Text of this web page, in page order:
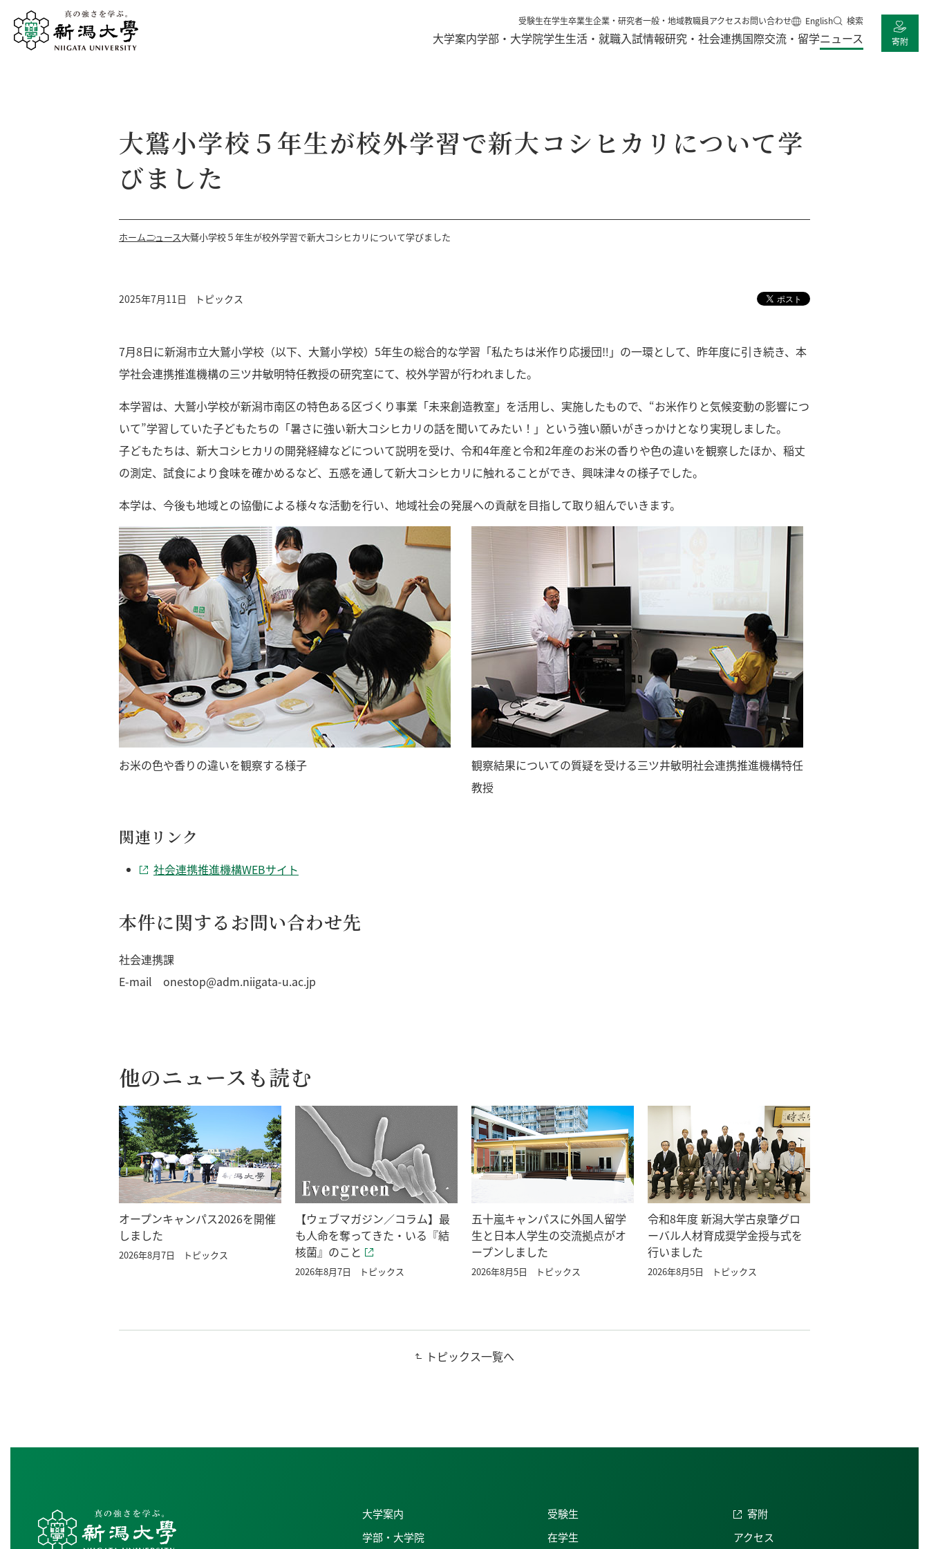
大学案内学部・大学院学生生活・就職入試情報研究・社会連携国際交流・留学ニュース
受験生在学生卒業生企業・研究者一般・地域教職員アクセスお問い合わせ
English
寄附
検索
大鷲小学校５年生が校外学習で新大コシヒカリについて学
びました
ホームニュース大鷲小学校５年生が校外学習で新大コシヒカリについて学びました
2025年7月11日 トピックス
7月8日に新潟市立大鷲小学校（以下、大鷲小学校）5年生の総合的な学習「私たちは米作り応援団‼」の一環として、昨年度に引き続き、本
学社会連携推進機構の三ツ井敏明特任教授の研究室にて、校外学習が行われました。
本学習は、大鷲小学校が新潟市南区の特色ある区づくり事業「未来創造教室」を活用し、実施したもので、“お米作りと気候変動の影響につ
いて”学習していた子どもたちの「暑さに強い新大コシヒカリの話を聞いてみたい！」という強い願いがきっかけとなり実現しました。
子どもたちは、新大コシヒカリの開発経緯などについて説明を受け、令和4年産と令和2年産のお米の香りや色の違いを観察したほか、稲丈
の測定、試食により食味を確かめるなど、五感を通して新大コシヒカリに触れることができ、興味津々の様子でした。
本学は、今後も地域との協働による様々な活動を行い、地域社会の発展への貢献を目指して取り組んでいきます。
お米の色や香りの違いを観察する様子
観察結果についての質疑を受ける三ツ井敏明社会連携推進機構特任
教授
関連リンク
社会連携推進機構WEBサイト
本件に関するお問い合わせ先
社会連携課
E-mail onestop@adm.niigata-u.ac.jp
他のニュースも読む
オープンキャンパス2026を開催
しました
2026年8月7日 トピックス
【ウェブマガジン／コラム】最
も人命を奪ってきた・いる『結
核菌』のこと
2026年8月7日 トピックス
五十嵐キャンパスに外国人留学
生と日本人学生の交流拠点がオ
ープンしました
2026年8月5日 トピックス
令和8年度 新潟大学古泉肇グロ
ーバル人材育成奨学金授与式を
行いました
2026年8月5日 トピックス
トピックス一覧へ
大学案内
学部・大学院
受験生
在学生
寄附
アクセス